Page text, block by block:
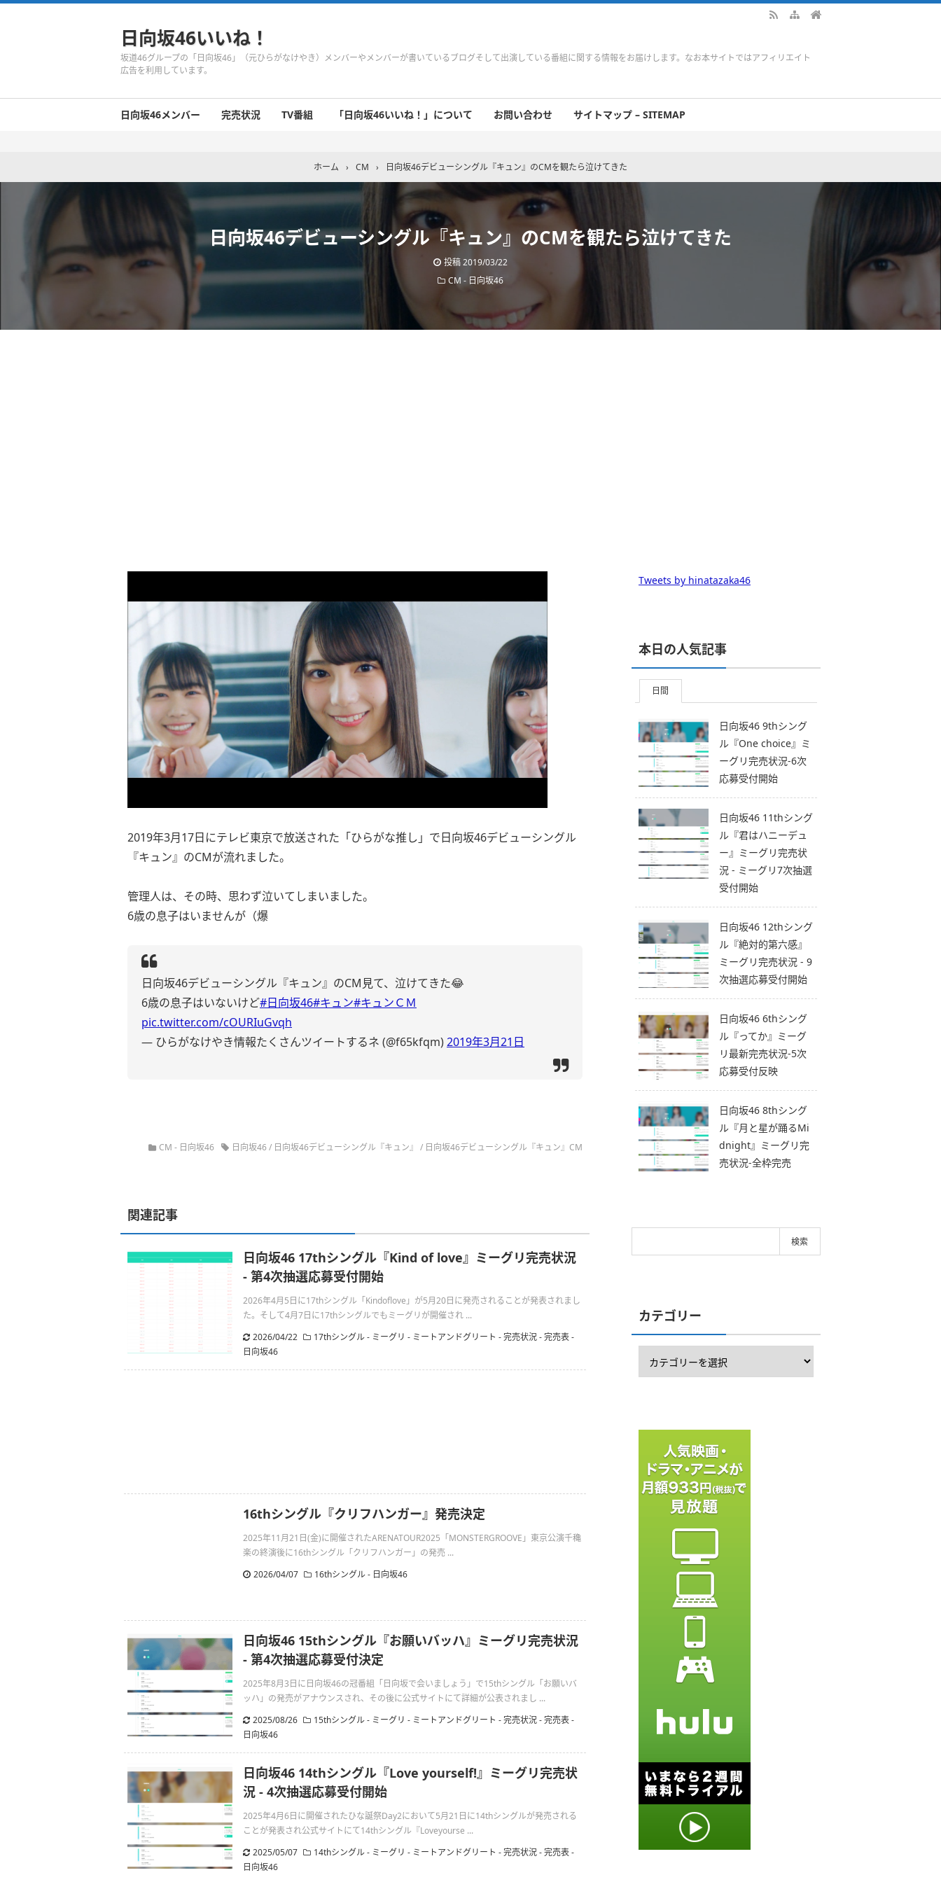
日向坂46いいね！
坂道46グループの「日向坂46」（元ひらがなけやき）メンバーやメンバーが書いているブログそして出演している番組に関する情報をお届けします。なお本サイトではアフィリエイト
広告を利用しています。
日向坂46メンバー 完売状況 TV番組 「日向坂46いいね！」について お問い合わせ サイトマップ – SITEMAP
ホーム › CM › 日向坂46デビューシングル『キュン』のCMを観たら泣けてきた
日向坂46デビューシングル『キュン』のCMを観たら泣けてきた
投稿2019/03/22
CM - 日向坂46
2019年3月17日にテレビ東京で放送された「ひらがな推し」で日向坂46デビューシングル
『キュン』のCMが流れました。
管理人は、その時、思わず泣いてしまいました。
6歳の息子はいませんが（爆
日向坂46デビューシングル『キュン』のCM見て、泣けてきた😂
6歳の息子はいないけど#日向坂46#キュン#キュンＣＭ
pic.twitter.com/cOURIuGvqh
— ひらがなけやき情報たくさんツイートするネ (@f65kfqm)2019年3月21日
CM - 日向坂46 日向坂46/ 日向坂46デビューシングル『キュン』 / 日向坂46デビューシングル『キュン』CM
関連記事
日向坂46 17thシングル『Kind of love』ミーグリ完売状況
- 第4次抽選応募受付開始
2026年4月5日に17thシングル「Kindoflove」が5月20日に発売されることが発表されまし
た。そして4月7日に17thシングルでもミーグリが開催され ...
2026/04/22
17thシングル- ミーグリ - ミートアンドグリート -完売状況-完売表-
日向坂46
16thシングル『クリフハンガー』発売決定
2025年11月21日(金)に開催されたARENATOUR2025「MONSTERGROOVE」東京公演千穐
楽の終演後に16thシングル「クリフハンガー」の発売 ...
2026/04/07
16thシングル- 日向坂46
日向坂46 15thシングル『お願いバッハ』ミーグリ完売状況
- 第4次抽選応募受付決定
2025年8月3日に日向坂46の冠番組「日向坂で会いましょう」で15thシングル「お願いバ
ッハ」の発売がアナウンスされ、その後に公式サイトにて詳細が公表されまし ...
2025/08/26
15thシングル- ミーグリ - ミートアンドグリート -完売状況-完売表-
日向坂46
日向坂46 14thシングル『Love yourself!』ミーグリ完売状
況 - 4次抽選応募受付開始
2025年4月6日に開催されたひな誕祭Day2において5月21日に14thシングルが発売される
ことが発表され公式サイトにて14thシングル『Loveyourse ...
2025/05/07
14thシングル- ミーグリ - ミートアンドグリート -完売状況-完売表-
日向坂46
Tweets by hinatazaka46
本日の人気記事
日間
日向坂46 9thシング
ル『One choice』ミ
ーグリ完売状況-6次
応募受付開始
日向坂46 11thシング
ル『君はハニーデュ
ー』ミーグリ完売状
況 - ミーグリ7次抽選
受付開始
日向坂46 12thシング
ル『絶対的第六感』
ミーグリ完売状況 - 9
次抽選応募受付開始
日向坂46 6thシング
ル『ってか』ミーグ
リ最新完売状況-5次
応募受付反映
日向坂46 8thシング
ル『月と星が踊るMi
dnight』ミーグリ完
売状況-全枠完売
カテゴリー